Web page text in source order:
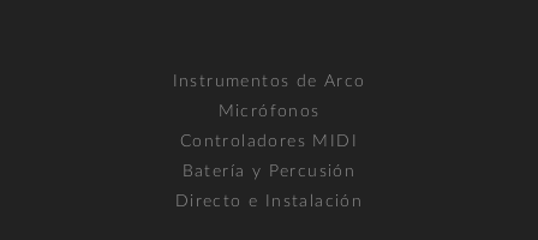
Instrumentos de Arco
Micrófonos
Controladores MIDI
Batería y Percusión
Directo e Instalación